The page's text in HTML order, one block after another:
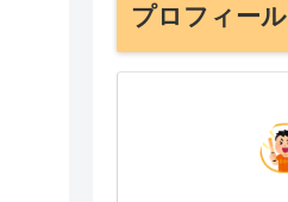
プロフィール